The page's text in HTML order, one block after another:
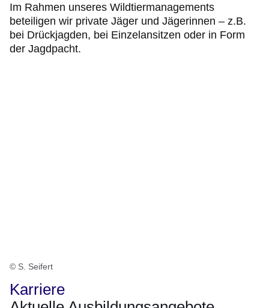
Im Rahmen unseres Wildtiermanagements
beteiligen wir private Jäger und Jägerinnen – z.B.
bei Drückjagden, bei Einzelansitzen oder in Form
der Jagdpacht.
© S. Seifert
Karriere